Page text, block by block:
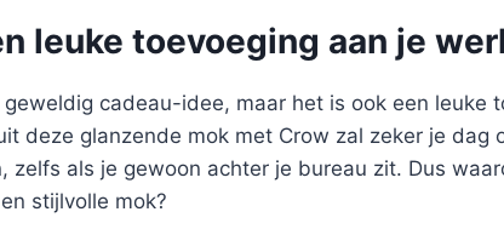
leuke toevoeging aan je
cadeau-idee, maar het is ook een leuke
deze glanzende mok met Crow zal zeker je dag
zelfs als je gewoon achter je bureau zit. Dus
stijlvolle mok?